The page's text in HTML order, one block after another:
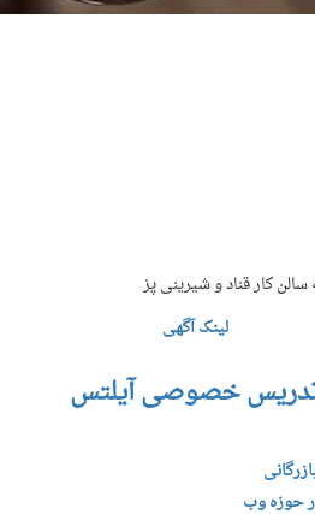
سالن کار قناد و شیرینی پز
لینک آگهی
خصوصی آیلتس
حوزه وب